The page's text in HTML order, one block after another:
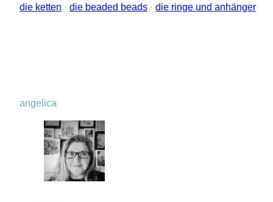
die ketten · die beaded beads · die ringe und anhänger
angelica